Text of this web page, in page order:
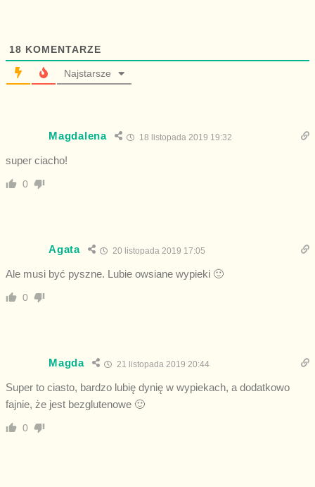
18 KOMENTARZE
Najstarsze
Magdalena 18 listopada 2019 19:32
super ciacho!
0
Agata 20 listopada 2019 17:05
Ale musi być pyszne. Lubie owsiane wypieki 🙂
0
Magda 21 listopada 2019 20:44
Super to ciasto, bardzo lubię dynię w wypiekach, a dodatkowo
fajnie, że jest bezglutenowe 🙂
0